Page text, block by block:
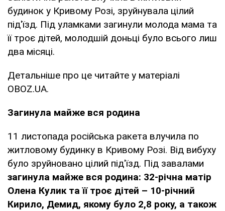
будинок у Кривому Розі, зруйнувала цілий
під'їзд. Під уламками загинули молода мама та
її троє дітей, молодшій доньці було всього лиш
два місяці.
Детальніше про це читайте у матеріалі
OBOZ.UA.
Загинула майже вся родина
11 листопада російська ракета влучила по
житловому будинку в Кривому Розі. Від вибуху
було зруйновано цілий під'їзд. Під завалами
загинула майже вся родина: 32-річна матір
Олена Кулик та її троє дітей – 10-річний
Кирило, Демид, якому було 2,8 року, а також